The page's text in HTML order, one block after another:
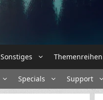
Sonstiges Themenreihen
Specials Support